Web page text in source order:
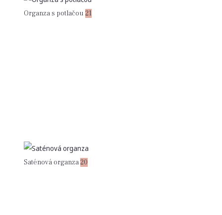
Organza s potlačou 21
Saténová organza20